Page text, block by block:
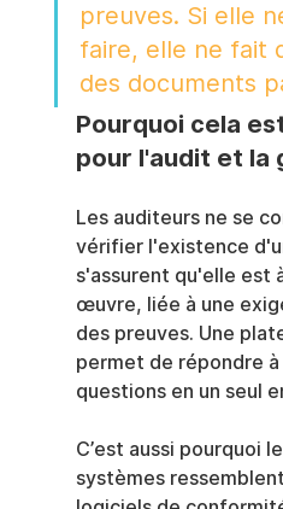
preuves. Si elle
faire, elle ne fait
des documents
Pourquoi cela
pour l'audit et la
Les auditeurs ne se
vérifier l'existence
s'assurent qu'elle est
œuvre, liée à une
des preuves. Une
permet de répondre
questions en un seul
C’est aussi pourquoi
systèmes